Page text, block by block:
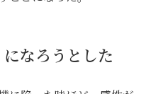
なろうとした